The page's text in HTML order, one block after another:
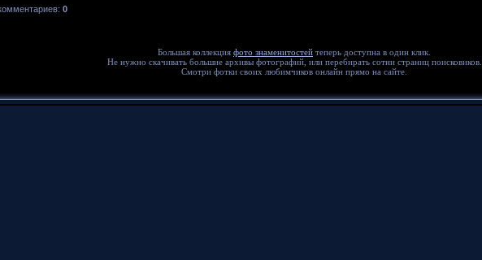
: 0
Большая коллекция фото знаменитостей теперь доступна в один клик.
Не нужно скачивать большие архивы фотографий, или перебирать сотни страниц поисковиков.
Смотри фотки своих любимчиков онлайн прямо на сайте.